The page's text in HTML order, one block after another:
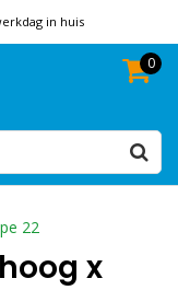
in huis
0
22
x